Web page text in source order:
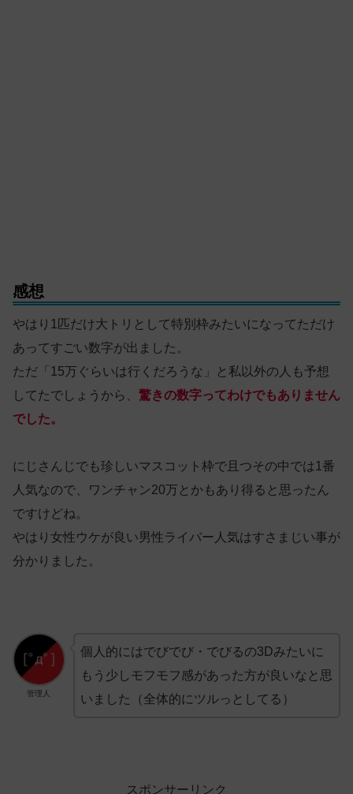
感想
やはり1匹だけ大トリとして特別枠みたいになってただけ
あってすごい数字が出ました。
ただ「15万ぐらいは行くだろうな」と私以外の人も予想
してたでしょうから、 驚きの数字ってわけでもありません
でした。
にじさんじでも珍しいマスコット枠で且つその中では1番
人気なので、ワンチャン20万とかもあり得ると思ったん
ですけどね。
やはり女性ウケが良い男性ライバー人気はすさまじい事が
分かりました。
管理人
個人的にはでびでび・でびるの3Dみたいに
もう少しモフモフ感があった方が良いなと思
いました（全体的にツルっとしてる）
スポンサーリンク